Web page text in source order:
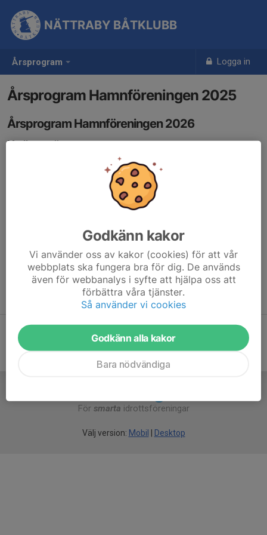
Årsprogram Logga in
NÄTTRABY BÅTKLUBB
Årsprogram Hamnföreningen 2025
Årsprogram Hamnföreningen 2026
Medlemsmöte
Årsmöte den 16 mars kl 2000 i NBK Klubbstuga.
Höstmöte den 16 november kl 2000 i NBK Klubbstuga.
Måndagen 13 april kl 1730-2000.
Styrelsemöte
4 februari kl 1830 i NBK Klubbstuga.
24 mars kl 1830 i NBK Klubbstuga.
13 oktober kl 1830 i NBK Klubbstuga.
För smarta idrottsföreningar
Välj version: Mobil Desktop
Godkänn kakor
Vi använder oss av kakor (cookies) för att vår
webbplats ska fungera bra för dig. De används
även för webbanalys i syfte att hjälpa oss att
förbättra våra tjänster.
Så använder vi cookies
Godkänn alla kakor
Bara nödvändiga